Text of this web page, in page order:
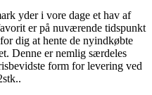
yder i vore dage et hav af
er på nuværende tidspunkt
dig at hente de nyindkøbte
Denne er nemlig særdeles
form for levering ved